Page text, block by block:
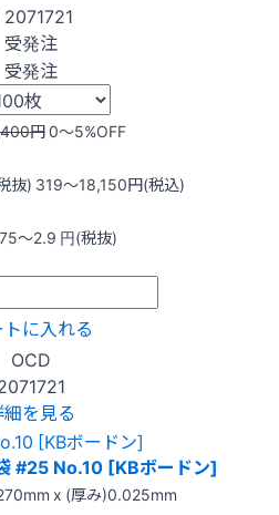
2071721
受発注
受発注
円0〜5%OFF
抜) 319〜18,150円(税込)
〜2.9 円(税抜)
トに入れる
OCD
細を見る
#25 No.10 [KBボードン]
x (厚み)0.025mm